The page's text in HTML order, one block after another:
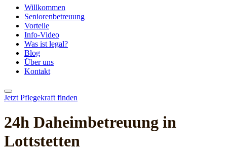
Willkommen
Seniorenbetreuung
Vorteile
Info-Video
Was ist legal?
Blog
Über uns
Kontakt
Jetzt Pflegekraft finden
24h Daheim­betreuung in
Lottstetten